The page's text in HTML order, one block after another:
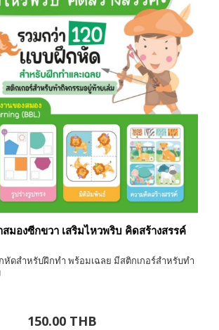
องซีกขวา เสริมไหวพริบ คิดสร้างสรรค์
หัดสำหรับฝึกทำ พร้อมเฉลย มีสติกเกอร์สำหรับทำ
150.00 THB